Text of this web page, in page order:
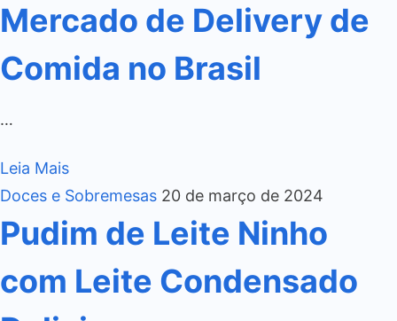
Mercado de Delivery de
Comida no Brasil
…
Leia Mais
Doces e Sobremesas 20 de março de 2024
Pudim de Leite Ninho
com Leite Condensado